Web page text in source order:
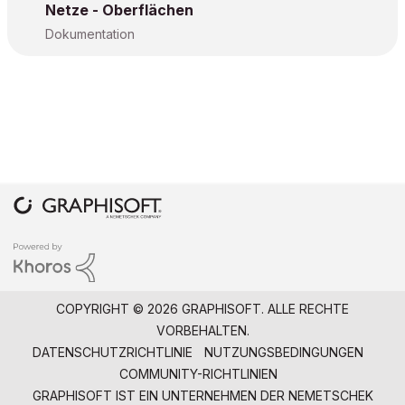
Netze - Oberflächen
Dokumentation
COPYRIGHT © 2026 GRAPHISOFT. ALLE RECHTE
VORBEHALTEN.
DATENSCHUTZRICHTLINIE
NUTZUNGSBEDINGUNGEN
COMMUNITY-RICHTLINIEN
GRAPHISOFT IST EIN UNTERNEHMEN DER NEMETSCHEK